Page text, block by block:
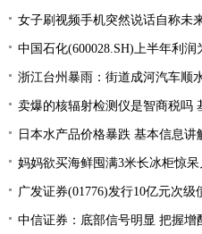
女子刷视频手机突然说话自称未
中国石化(600028.SH)上半年利润
浙江台州暴雨：街道成河汽车顺
卖爆的核辐射检测仪是智商税吗
日本水产品价格暴跌 基本信息讲
妈妈欲买海鲜囤满3米长冰柜惊
广发证券(01776)发行10亿元次级
中信证券：底部信号明显 把握增